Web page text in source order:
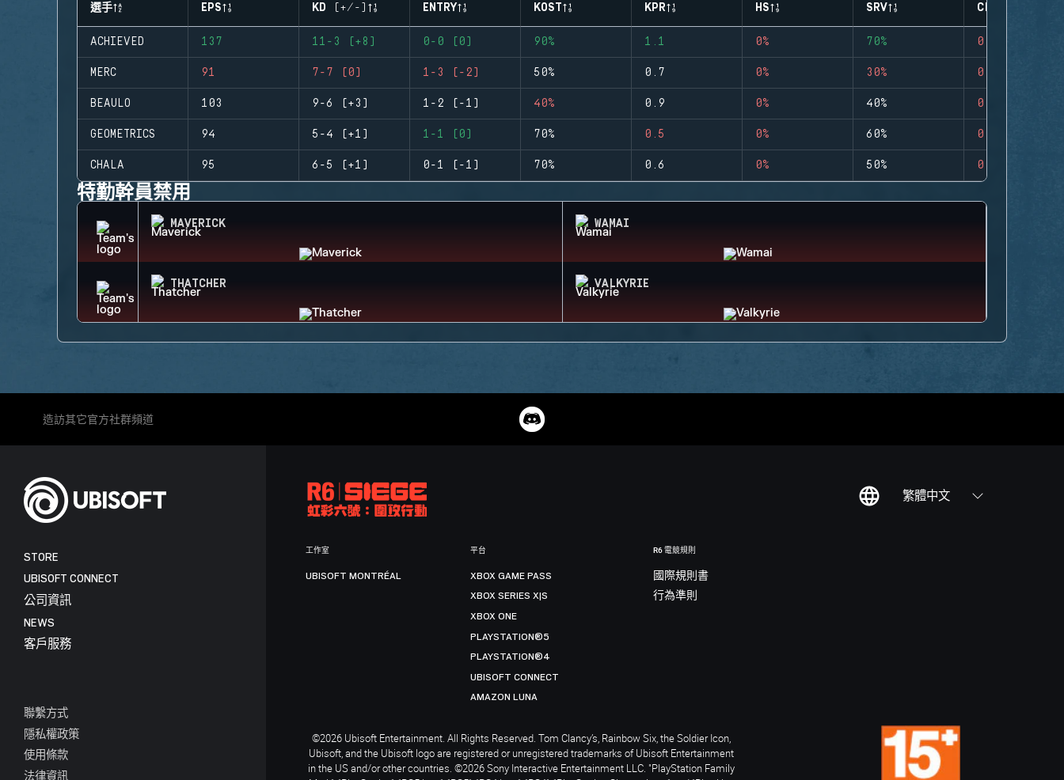
選手 EPS KD (+/-) ENTRY KOST KPR HS SRV CLUTCHES
ACHIEVED 137 11-3 (+8) 0-0 (0) 90% 1.1 0% 70% 0
MERC 91 7-7 (0) 1-3 (-2) 50% 0.7 0% 30% 0
BEAULO 103 9-6 (+3) 1-2 (-1) 40% 0.9 0% 40% 0
GEOMETRICS 94 5-4 (+1) 1-1 (0) 70% 0.5 0% 60% 0
CHALA 95 6-5 (+1) 0-1 (-1) 70% 0.6 0% 50% 0
特勤幹員禁用
MAVERICK WAMAI
THATCHER VALKYRIE
造訪其它官方社群頻道
繁體中文
STORE
UBISOFT CONNECT
公司資訊
NEWS
客戶服務
聯繫方式
隱私權政策
使用條款
法律資訊
工作室
UBISOFT MONTRÉAL
平台
XBOX GAME PASS
XBOX SERIES X|S
XBOX ONE
PLAYSTATION®5
PLAYSTATION®4
UBISOFT CONNECT
AMAZON LUNA
R6 電競規則
國際規則書
行為準則
©2026 Ubisoft Entertainment. All Rights Reserved. Tom Clancy’s, Rainbow Six, the Soldier Icon,
Ubisoft, and the Ubisoft logo are registered or unregistered trademarks of Ubisoft Entertainment
in the US and/or other countries. ©2026 Sony Interactive Entertainment LLC. "PlayStation Family